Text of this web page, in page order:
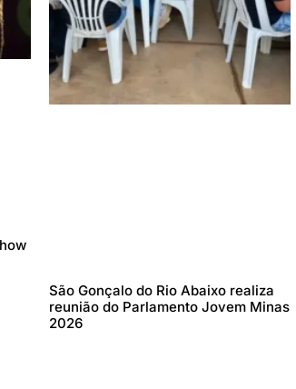
São Gonçalo do Rio Abaixo realiza
reunião do Parlamento Jovem Minas
2026